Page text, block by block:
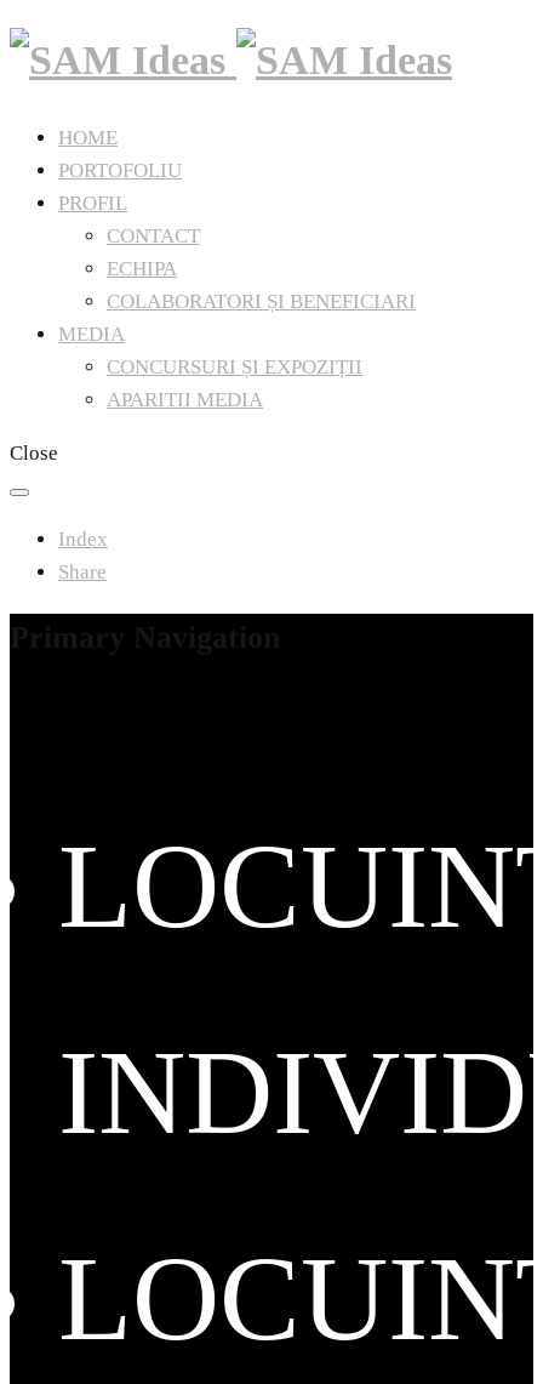
HOME
PORTOFOLIU
PROFIL
CONTACT
ECHIPA
COLABORATORI ȘI BENEFICIARI
MEDIA
CONCURSURI ȘI EXPOZIȚII
APARITII MEDIA
Close
Index
Share